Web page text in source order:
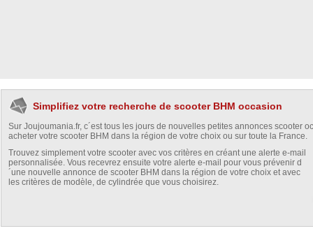
Simplifiez votre recherche de scooter BHM occasion
Sur Joujoumania.fr, c´est tous les jours de nouvelles petites annonces scooter
acheter votre scooter BHM dans la région de votre choix ou sur toute la France.
Trouvez simplement votre scooter avec vos critères en créant une alerte e-mail
personnalisée. Vous recevrez ensuite votre alerte e-mail pour vous prévenir d
´une nouvelle annonce de scooter BHM dans la région de votre choix et avec
les critères de modèle, de cylindrée que vous choisirez.